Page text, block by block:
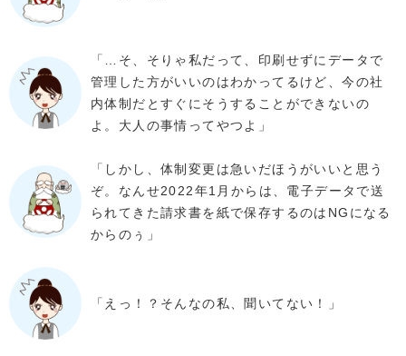
「…そ、そりゃ私だって、印刷せずにデータで
管理した方がいいのはわかってるけど、今の社
内体制だとすぐにそうすることができないの
よ。大人の事情ってやつよ」
「しかし、体制変更は急いだほうがいいと思う
ぞ。なんせ2022年1月からは、電子データで送
られてきた請求書を紙で保存するのはNGになる
からのぅ」
「えっ！？そんなの私、聞いてない！」